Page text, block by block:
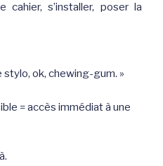
s’installer, poser la
stylo, ok, chewing-gum. »
= accès immédiat à une